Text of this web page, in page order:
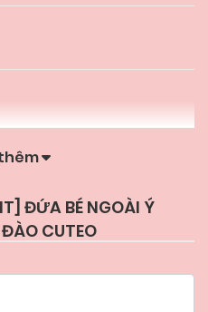
ĐỨA BÉ NGOÀI Ý
CUTEO